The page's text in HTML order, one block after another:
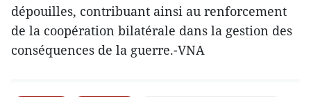
dépouilles, contribuant ainsi au renforcement
de la coopération bilatérale dans la gestion des
conséquences de la guerre.-VNA